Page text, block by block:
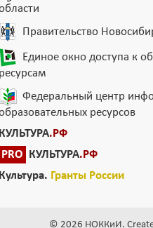
Правительство
Единое окно доступа к
ресурсам
Федеральный центр
ресурсов
КУЛЬТУРА.РФ
PRO
КУЛЬТУРА.РФ
Культура. Гранты России
© 2026 НОККиИ.